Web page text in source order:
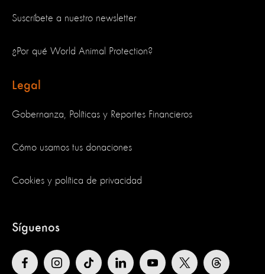
Suscríbete a nuestro newsletter
¿Por qué World Animal Protection?
Legal
Gobernanza, Políticas y Reportes Financieros
Cómo usamos tus donaciones
Cookies y política de privacidad
Síguenos